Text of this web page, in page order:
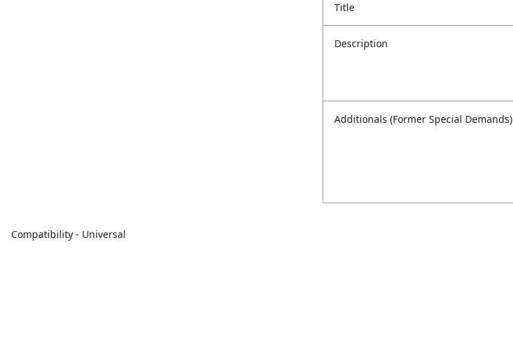
Compatibility - Universal
Title
Description
Additionals (Former Special Demands)